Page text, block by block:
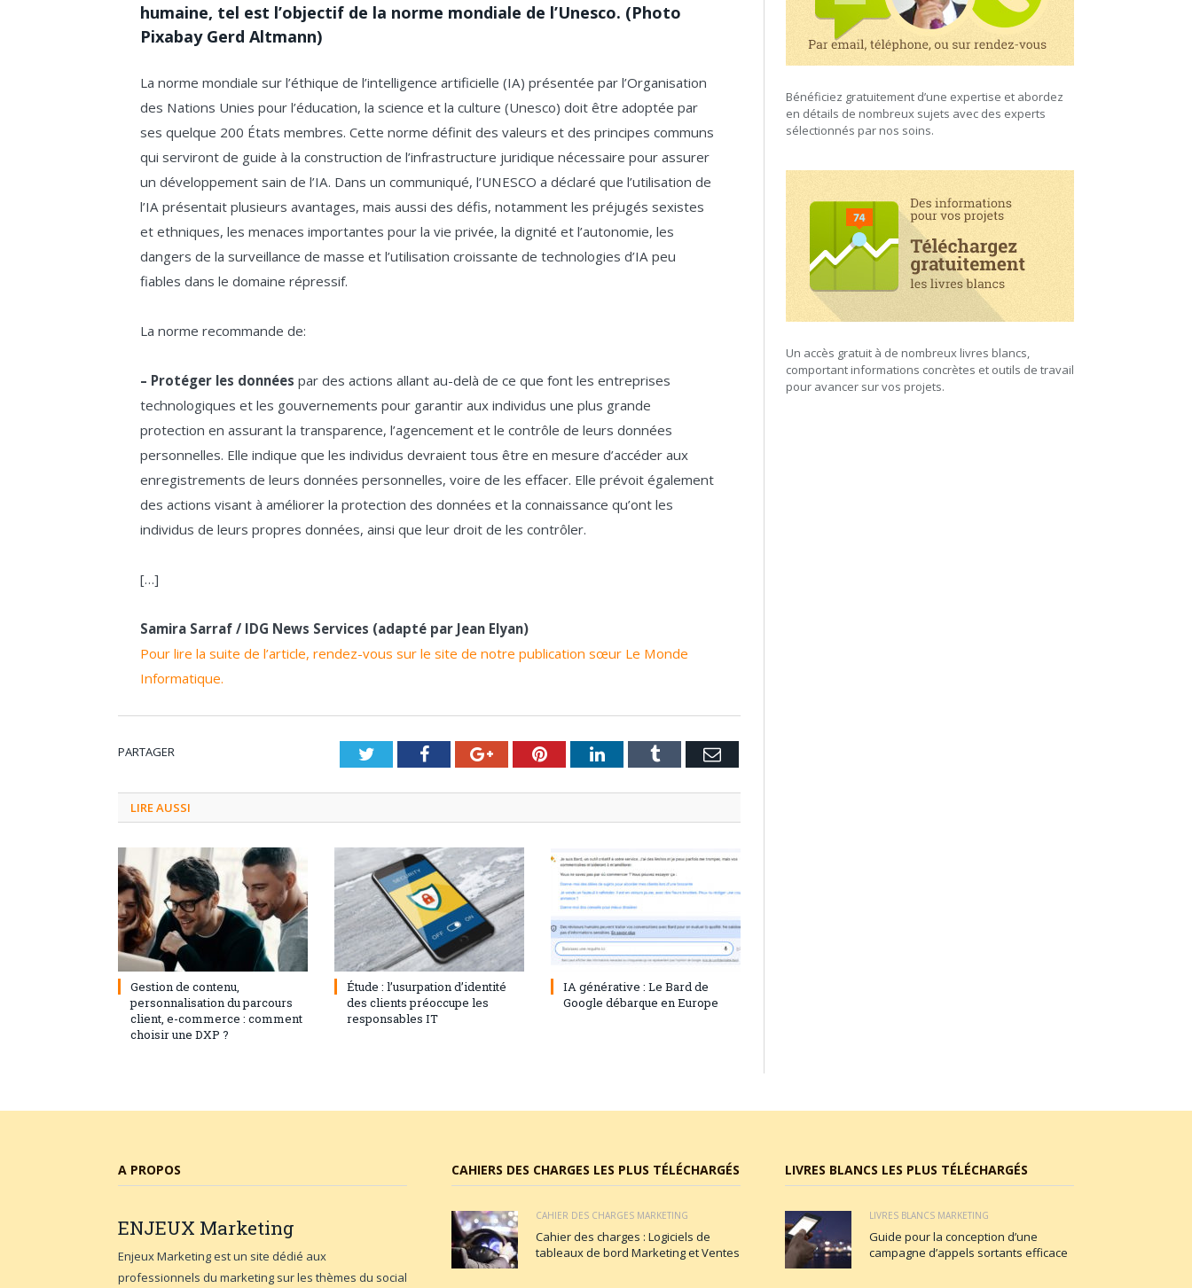
humaine, tel est l’objectif de la norme mondiale de l’Unesco. (Photo
Pixabay Gerd Altmann)
La norme mondiale sur l’éthique de l’intelligence artificielle (IA) présentée par l’Organisation
des Nations Unies pour l’éducation, la science et la culture (Unesco) doit être adoptée par
ses quelque 200 États membres. Cette norme définit des valeurs et des principes communs
qui serviront de guide à la construction de l’infrastructure juridique nécessaire pour assurer
un développement sain de l’IA. Dans un communiqué, l’UNESCO a déclaré que l’utilisation de
l’IA présentait plusieurs avantages, mais aussi des défis, notamment les préjugés sexistes
et ethniques, les menaces importantes pour la vie privée, la dignité et l’autonomie, les
dangers de la surveillance de masse et l’utilisation croissante de technologies d’IA peu
fiables dans le domaine répressif.
La norme recommande de:
– Protéger les données par des actions allant au-delà de ce que font les entreprises
technologiques et les gouvernements pour garantir aux individus une plus grande
protection en assurant la transparence, l’agencement et le contrôle de leurs données
personnelles. Elle indique que les individus devraient tous être en mesure d’accéder aux
enregistrements de leurs données personnelles, voire de les effacer. Elle prévoit également
des actions visant à améliorer la protection des données et la connaissance qu’ont les
individus de leurs propres données, ainsi que leur droit de les contrôler.
[…]
Samira Sarraf / IDG News Services (adapté par Jean Elyan)
Pour lire la suite de l’article, rendez-vous sur le site de notre publication sœur Le Monde
Informatique.
PARTAGER TwitterFacebookGoogle+PinterestLinkedInTumblr Email
LIRE AUSSI
3 septembre 2024
Gestion de contenu,
personnalisation du parcours
client, e-commerce : comment
choisir une DXP ?
1 août 2023 0
Étude : l’usurpation d’identité
des clients préoccupe les
responsables IT
28 juillet 2023 0
IA générative : Le Bard de
Google débarque en Europe
Bénéficiez gratuitement d’une expertise et abordez
en détails de nombreux sujets avec des experts
sélectionnés par nos soins.
Un accès gratuit à de nombreux livres blancs,
comportant informations concrètes et outils de travail
pour avancer sur vos projets.
A PROPOS
ENJEUX Marketing
Enjeux Marketing est un site dédié aux
professionnels du marketing sur les thèmes du social
CAHIERS DES CHARGES LES PLUS TÉLÉCHARGÉS
CAHIER DES CHARGES MARKETING
Cahier des charges : Logiciels de
tableaux de bord Marketing et Ventes
LIVRES BLANCS LES PLUS TÉLÉCHARGÉS
LIVRES BLANCS MARKETING
Guide pour la conception d’une
campagne d’appels sortants efficace